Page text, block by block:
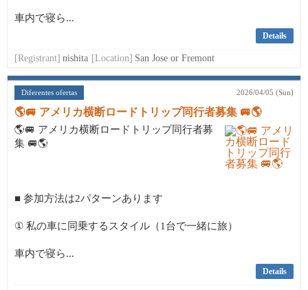
車内で寝ら...
Details
[Registrant] nishita [Location] San Jose or Fremont
Diferentes ofertas 2026/04/05 (Sun)
🌎🚐 アメリカ横断ロードトリップ同行者募集 🚐🌎
🌎🚐 アメリカ横断ロードトリップ同行者募
集 🚐🌎
■ 参加方法は2パターンあります
① 私の車に同乗するスタイル（1台で一緒に旅）
車内で寝ら...
Details